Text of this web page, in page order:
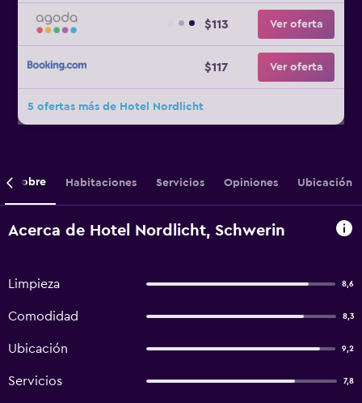
$113 Ver oferta
$117 Ver oferta
5 ofertas más de Hotel Nordlicht
Sobre Habitaciones Servicios Opiniones Ubicación
Acerca de Hotel Nordlicht, Schwerin
Limpieza 8,6
Comodidad 8,3
Ubicación 9,2
Servicios 7,8